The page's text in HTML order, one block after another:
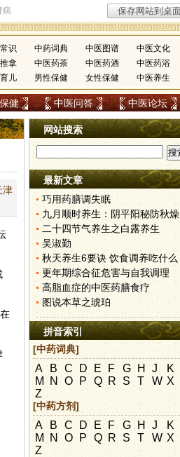
识 中药词典 中医图谱
中医文化
拿 中医药茶 中医药酒
中医药浴
儿 男性保健 女性保健 中医养生
健 中医问答 中医论坛
津
网站搜索
最新文章
巧用药膳调失眠
九月顺时养生：阴平阳秘防秋燥
二十四节气养生之白露养生
吴淑勤
秋天养生6要诀 饮食调养吃什么
更年期综合征危害与自我调理
高脂血症的中医药膳食疗
图说本草之琥珀
拼音索引
[中药词典]
A B C D E F G H J K
M N O P Q R S T W X
Z
[中药方剂]
A B C D E F G H J K
M N O P Q R S T W X
Z